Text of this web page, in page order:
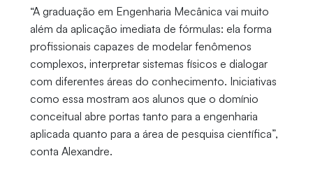
“A graduação em Engenharia Mecânica vai muito
além da aplicação imediata de fórmulas: ela forma
profissionais capazes de modelar fenômenos
complexos, interpretar sistemas físicos e dialogar
com diferentes áreas do conhecimento. Iniciativas
como essa mostram aos alunos que o domínio
conceitual abre portas tanto para a engenharia
aplicada quanto para a área de pesquisa científica”,
conta Alexandre.